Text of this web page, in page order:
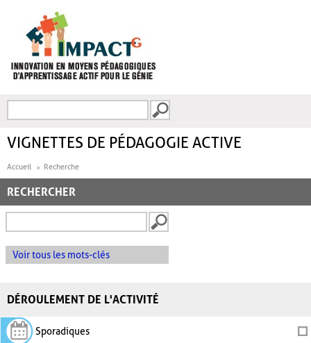
FORMULAIRE DE
VIGNETTES DE PÉDAGOGIE ACTIVE
Accueil Recherche
RECHERCHER
Voir tous les mots-clés
DÉROULEMENT DE L'ACTIVITÉ
Sporadiques